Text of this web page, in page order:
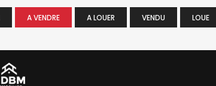
A VENDRE A LOUER VENDU LOUE